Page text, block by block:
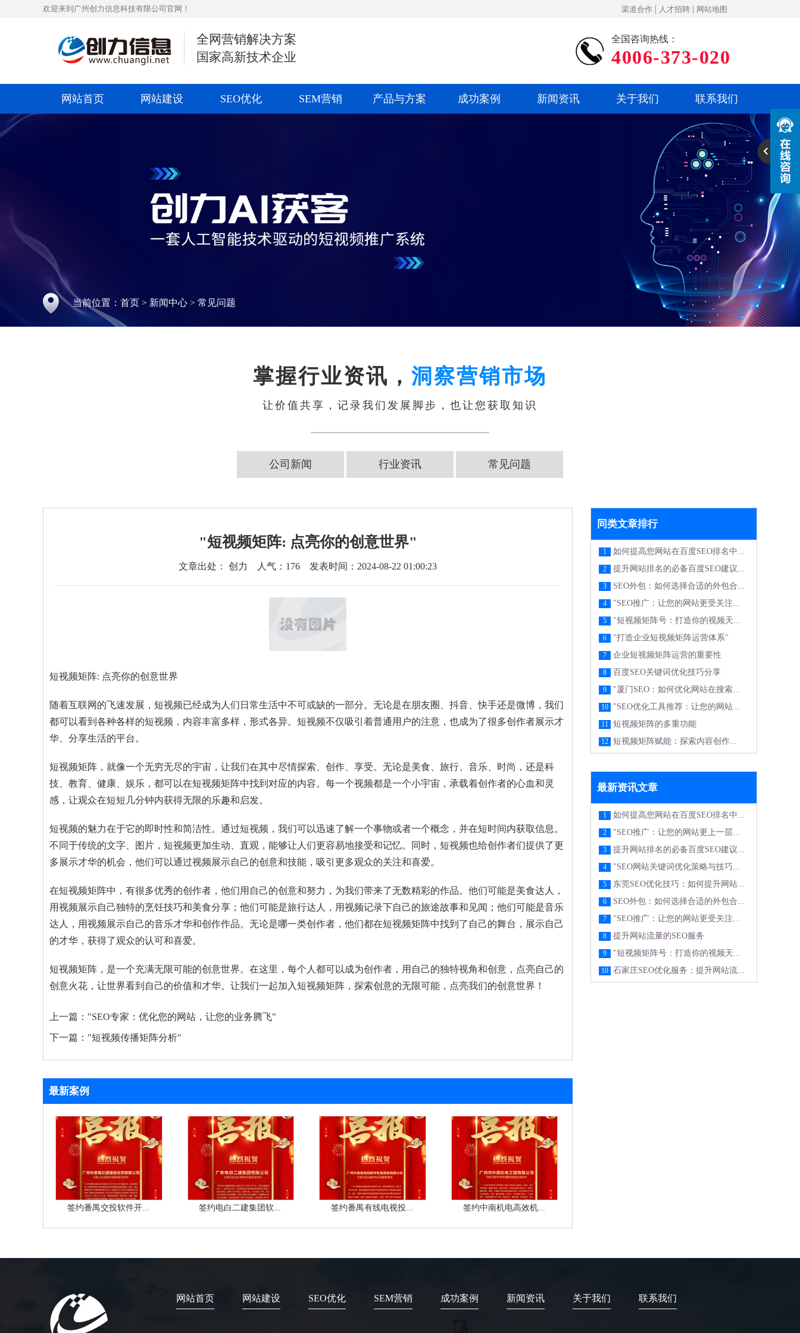
欢迎来到广州创力信息科技有限公司官网！ 渠道合作 | 人才招聘 | 网站地图
全网营销解决方案
国家高新技术企业
全国咨询热线：
4006-373-020
网站首页 网站建设 SEO优化 SEM营销 产品与方案 成功案例 新闻资讯 关于我们 联系我们
当前位置： 首页 > 新闻中心 > 常见问题
掌握行业资讯， 洞察营销市场
让价值共享，记录我们发展脚步，也让您获取知识
公司新闻 行业资讯 常见问题
"短视频矩阵: 点亮你的创意世界"
文章出处： 创力 人气： 176 发表时间：2024-08-22 01:00:23
短视频矩阵: 点亮你的创意世界
随着互联网的飞速发展，短视频已经成为人们日常生活中不可或缺的一部分。无论是在朋友圈、抖音、快手还是微博，我们
都可以看到各种各样的短视频，内容丰富多样，形式各异。短视频不仅吸引着普通用户的注意，也成为了很多创作者展示才
华、分享生活的平台。
短视频矩阵，就像一个无穷无尽的宇宙，让我们在其中尽情探索、创作、享受。无论是美食、旅行、音乐、时尚，还是科
技、教育、健康、娱乐，都可以在短视频矩阵中找到对应的内容。每一个视频都是一个小宇宙，承载着创作者的心血和灵
感，让观众在短短几分钟内获得无限的乐趣和启发。
短视频的魅力在于它的即时性和简洁性。通过短视频，我们可以迅速了解一个事物或者一个概念，并在短时间内获取信息。
不同于传统的文字、图片，短视频更加生动、直观，能够让人们更容易地接受和记忆。同时，短视频也给创作者们提供了更
多展示才华的机会，他们可以通过视频展示自己的创意和技能，吸引更多观众的关注和喜爱。
在短视频矩阵中，有很多优秀的创作者，他们用自己的创意和努力，为我们带来了无数精彩的作品。他们可能是美食达人，
用视频展示自己独特的烹饪技巧和美食分享；他们可能是旅行达人，用视频记录下自己的旅途故事和见闻；他们可能是音乐
达人，用视频展示自己的音乐才华和创作作品。无论是哪一类创作者，他们都在短视频矩阵中找到了自己的舞台，展示自己
的才华，获得了观众的认可和喜爱。
短视频矩阵，是一个充满无限可能的创意世界。在这里，每个人都可以成为创作者，用自己的独特视角和创意，点亮自己的
创意火花，让世界看到自己的价值和才华。让我们一起加入短视频矩阵，探索创意的无限可能，点亮我们的创意世界！
上一篇： "SEO专家：优化您的网站，让您的业务腾飞"
下一篇： "短视频传播矩阵分析"
最新案例
签约番禺交投软件开... 签约电白二建集团软... 签约番禺有线电视投... 签约中南机电高效机...
同类文章排行
1 如何提高您网站在百度SEO排名中...
2 提升网站排名的必备百度SEO建议...
3 SEO外包：如何选择合适的外包合...
4 "SEO推广：让您的网站更受关注...
5 "短视频矩阵号：打造你的视频天...
6 "打造企业短视频矩阵运营体系"
7 企业短视频矩阵运营的重要性
8 百度SEO关键词优化技巧分享
9 "厦门SEO：如何优化网站在搜索...
10 "SEO优化工具推荐：让您的网站...
11 短视频矩阵的多重功能
12 短视频矩阵赋能：探索内容创作...
最新资讯文章
1 如何提高您网站在百度SEO排名中...
2 "SEO推广：让您的网站更上一层...
3 提升网站排名的必备百度SEO建议...
4 "SEO网站关键词优化策略与技巧...
5 东莞SEO优化技巧：如何提升网站...
6 SEO外包：如何选择合适的外包合...
7 "SEO推广：让您的网站更受关注...
8 提升网站流量的SEO服务
9 "短视频矩阵号：打造你的视频天...
10 石家庄SEO优化服务：提升网站流...
网站首页 网站建设 SEO优化 SEM营销 成功案例 新闻资讯 关于我们 联系我们